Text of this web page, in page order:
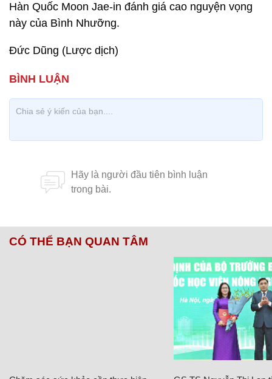
Hàn Quốc Moon Jae-in đánh giá cao nguyện vọng
này của Bình Nhưỡng.
Đức Dũng (Lược dịch)
CÓ THỂ BẠN QUAN TÂM